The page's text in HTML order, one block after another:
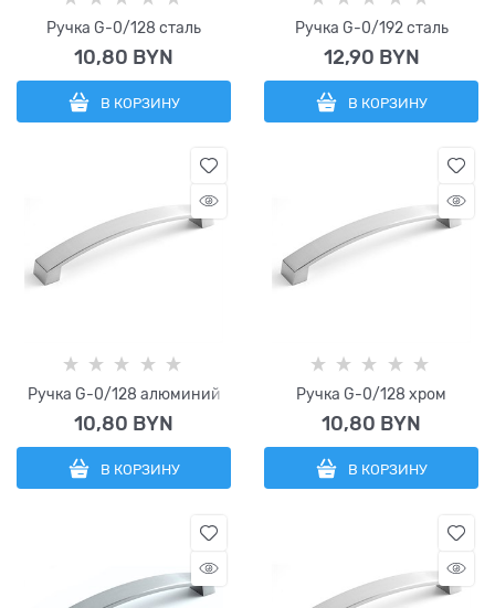
Ручка G-0/128 сталь
10,80 BYN
В КОРЗИНУ
Ручка G-0/192 сталь
12,90 BYN
В КОРЗИНУ
Ручка G-0/128 алюминий
10,80 BYN
В КОРЗИНУ
Ручка G-0/128 хром
10,80 BYN
В КОРЗИНУ